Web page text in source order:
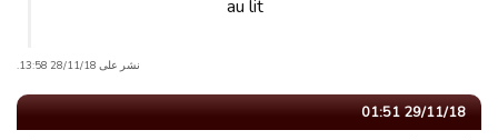
au lit
نشر على 28/11/18 13:58.
29/11/18 01:51